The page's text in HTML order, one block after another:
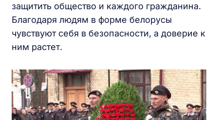
защитить общество и каждого гражданина.
Благодаря людям в форме белорусы
чувствуют себя в безопасности, а доверие к
ним растет.